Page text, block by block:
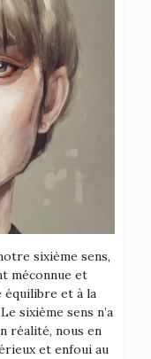
sixième sens,
méconnue et
équilibre et à la
sixième sens n’a
réalité, nous en
et enfoui au